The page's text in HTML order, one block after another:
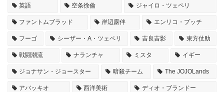
英語 空条徐倫 ジャイロ・ツェペリ
ファントムブラッド 岸辺露伴 エンリコ・プッチ
フーゴ シーザー・A・ツェペリ 吉良吉影 東方仗助
戦闘潮流 ナランチャ ミスタ イギー
ジョナサン・ジョースター 暗殺チーム The JOJOLands
アバッキオ 西洋美術 ディオ・ブランドー